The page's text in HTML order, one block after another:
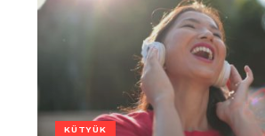
KÜTYÜK